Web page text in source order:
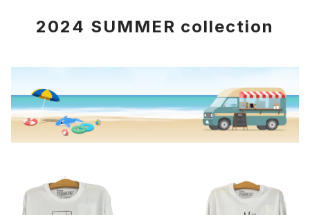
2024 SUMMER collection